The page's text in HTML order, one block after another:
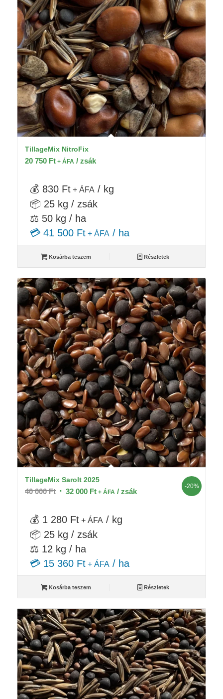
TillageMix NitroFix
20 750 Ft+ ÁFA / zsák
💰 830 Ft+ ÁFA / kg
📦 25 kg / zsák
⚖️ 50 kg / ha
💳 41 500 Ft+ ÁFA/ ha
Kosárba teszem Részletek
TillageMix Sarolt 2025
40 000Ft Original
40
000 Ft.
32 000 FtCurrent
32
000 Ft.
+ ÁFA / zsák
-20%
💰 1 280 Ft+ ÁFA / kg
📦 25 kg / zsák
⚖️ 12 kg / ha
💳 15 360 Ft+ ÁFA/ ha
Kosárba teszem Részletek